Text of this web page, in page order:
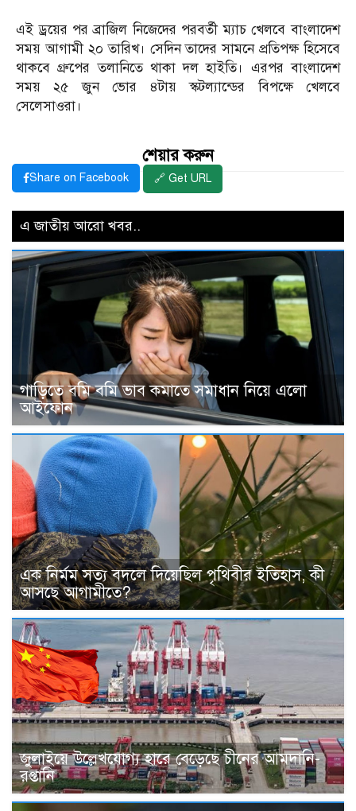
এই ড্রয়ের পর ব্রাজিল নিজেদের পরবর্তী ম্যাচ খেলবে বাংলাদেশ
সময় আগামী ২০ তারিখ। সেদিন তাদের সামনে প্রতিপক্ষ হিসেবে
থাকবে গ্রুপের তলানিতে থাকা দল হাইতি। এরপর বাংলাদেশ
সময় ২৫ জুন ভোর ৪টায় স্কটল্যান্ডের বিপক্ষে খেলবে
সেলেসাওরা।
শেয়ার করুন
Share on Facebook 🔗 Get URL
এ জাতীয় আরো খবর..
গাড়িতে বমি বমি ভাব কমাতে সমাধান নিয়ে এলো
আইফোন
এক নির্মম সত্য বদলে দিয়েছিল পৃথিবীর ইতিহাস, কী
আসছে আগামীতে?
জুলাইয়ে উল্লেখযোগ্য হারে বেড়েছে চীনের আমদানি-
রপ্তানি